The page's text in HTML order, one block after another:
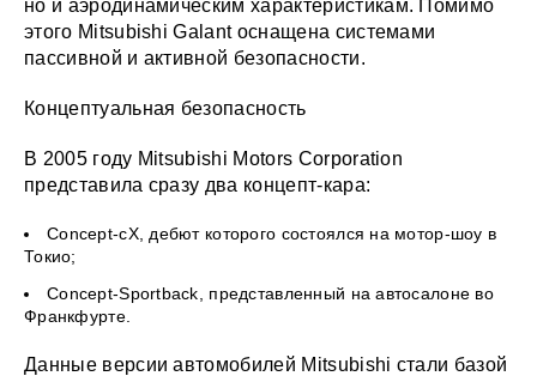
но и аэродинамическим характеристикам. Помимо
этого Mitsubishi Galant оснащена системами
пассивной и активной безопасности.
Концептуальная безопасность
В 2005 году Mitsubishi Motors Corporation
представила сразу два концепт-кара:
Concept-cX, дебют которого состоялся на мотор-шоу в
Токио;
Concept-Sportback, представленный на автосалоне во
Франкфурте.
Данные версии автомобилей Mitsubishi стали базой